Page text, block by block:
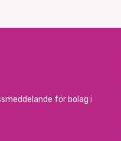
för bolag i